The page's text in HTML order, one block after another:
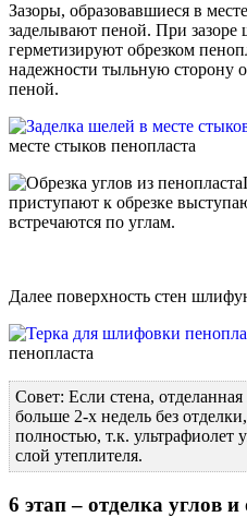
Зазоры, образовавшиеся в
заделывают пеной. При
герметизируют обрезком
надежности тыльную сторону
пеной.
месте стыков пенопласта
приступают к обрезке
встречаются по углам.
Далее поверхность стен
пенопласта
Совет: Если стена,
больше 2-х недель без
полностью, т.к.
слой утеплителя.
6 этап – отделка углов